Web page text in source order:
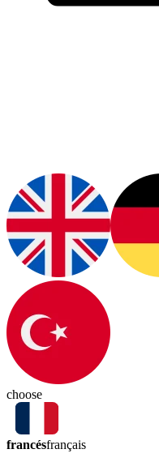
choose
francésfrançais